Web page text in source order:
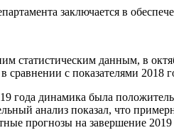
заключается в
статистическим данным, в
в сравнении с показателями
года динамика была
анализ показал, что
прогнозы на завершение